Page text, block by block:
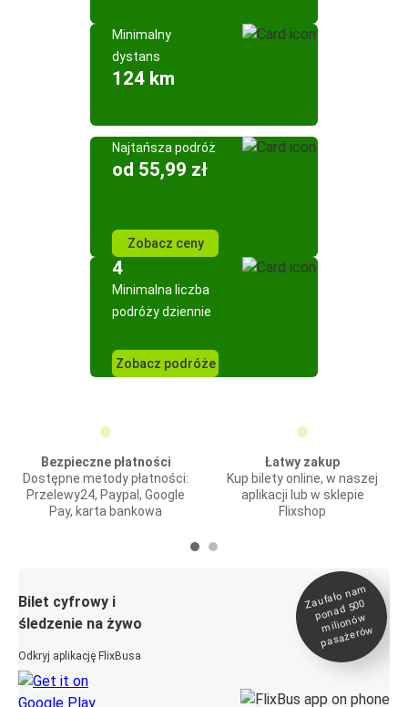
Minimalny
dystans
124 km
Najtańsza podróż
od 55,99 zł
Zobacz ceny
4
Minimalna liczba
podróży dziennie
Zobacz podróże
Bezpieczne płatności
Dostępne metody płatności:
Przelewy24, Paypal, Google
Pay, karta bankowa
Łatwy zakup
Kup bilety online, w naszej
aplikacji lub w sklepie
Flixshop
Bilet cyfrowy i
śledzenie na żywo
Odkryj aplikację FlixBusa
Zaufało na
m
ponad 500
milionó
w
pasażeró
w